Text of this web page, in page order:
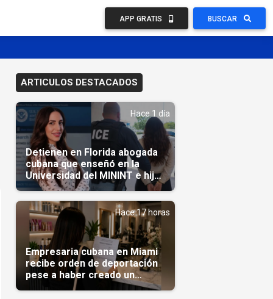
APP GRATIS BUSCAR
ARTICULOS DESTACADOS
Hace 1 día
Detienen en Florida abogada
cubana que enseñó en la
Universidad del MININT e hija
de diplomático cubano
Hace 17 horas
Empresaria cubana en Miami
recibe orden de deportación
pese a haber creado un